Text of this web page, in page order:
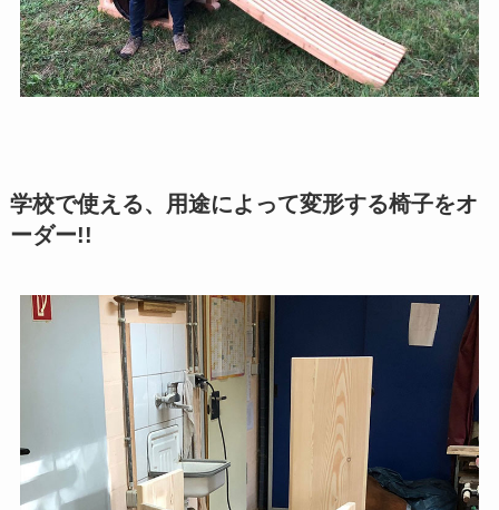
学校で使える、用途によって変形する椅子をオ
ーダー!!